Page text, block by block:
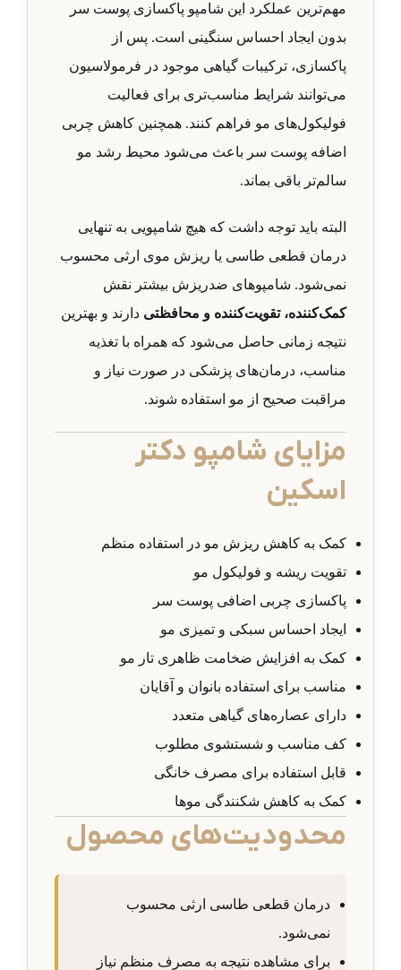
مهم‌ترین عملکرد این شامپو پاکسازی پوست سر
بدون ایجاد احساس سنگینی است. پس از
پاکسازی، ترکیبات گیاهی موجود در فرمولاسیون
می‌توانند شرایط مناسب‌تری برای فعالیت
فولیکول‌های مو فراهم کنند. همچنین کاهش چربی
اضافه پوست سر باعث می‌شود محیط رشد مو
سالم‌تر باقی بماند.
البته باید توجه داشت که هیچ شامپویی به تنهایی
درمان قطعی طاسی یا ریزش موی ارثی محسوب
نمی‌شود. شامپوهای ضدریزش بیشتر نقش
کمک‌کننده، تقویت‌کننده و محافظتی دارند و بهترین
نتیجه زمانی حاصل می‌شود که همراه با تغذیه
مناسب، درمان‌های پزشکی در صورت نیاز و
مراقبت صحیح از مو استفاده شوند.
مزایای شامپو دکتر
اسکین
کمک به کاهش ریزش مو در استفاده منظم
تقویت ریشه و فولیکول مو
پاکسازی چربی اضافی پوست سر
ایجاد احساس سبکی و تمیزی مو
کمک به افزایش ضخامت ظاهری تار مو
مناسب برای استفاده بانوان و آقایان
دارای عصاره‌های گیاهی متعدد
کف مناسب و شستشوی مطلوب
قابل استفاده برای مصرف خانگی
کمک به کاهش شکنندگی موها
محدودیت‌های محصول
درمان قطعی طاسی ارثی محسوب
نمی‌شود.
برای مشاهده نتیجه به مصرف منظم نیاز